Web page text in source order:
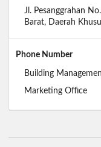
Jl. Pesanggrahan
Barat, Daerah
Phone Number
Building
Marketing Office